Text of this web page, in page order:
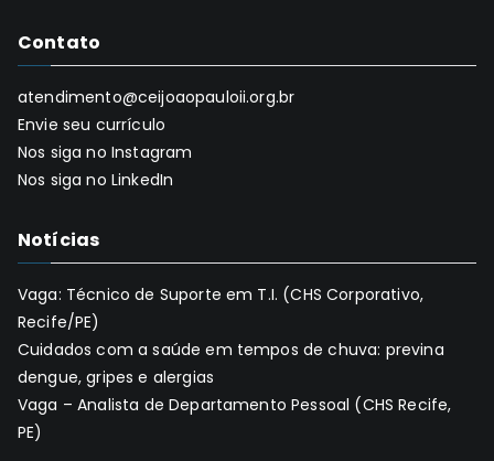
Contato
atendimento@ceijoaopauloii.org.br
Envie seu currículo
Nos siga no Instagram
Nos siga no LinkedIn
Notícias
Vaga: Técnico de Suporte em T.I. (CHS Corporativo,
Recife/PE)
Cuidados com a saúde em tempos de chuva: previna
dengue, gripes e alergias
Vaga – Analista de Departamento Pessoal (CHS Recife,
PE)